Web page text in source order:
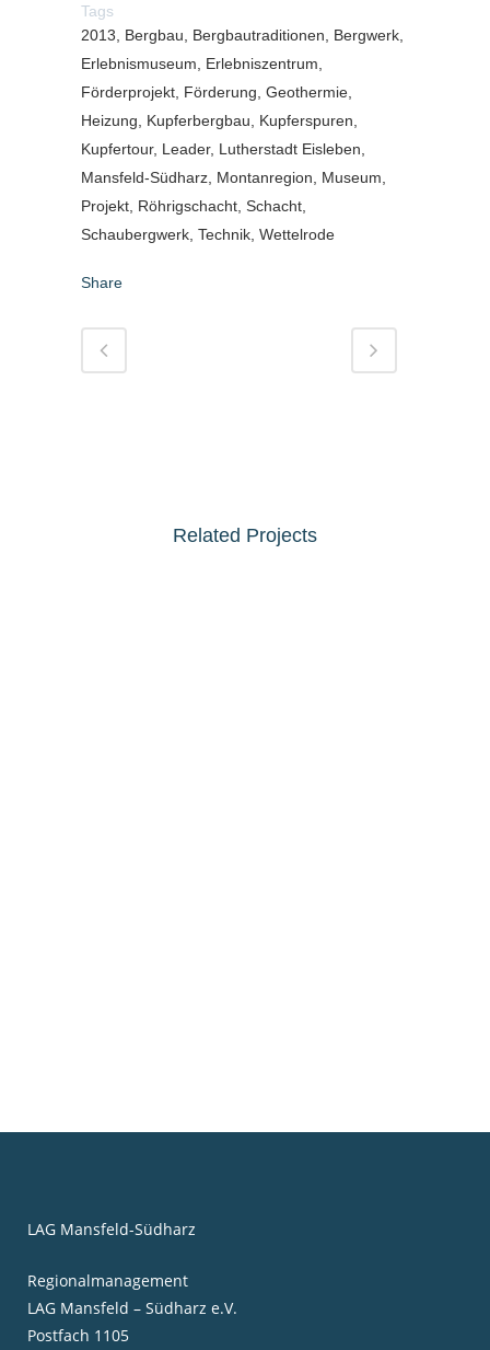
Tags
2013, Bergbau, Bergbautraditionen, Bergwerk,
Erlebnismuseum, Erlebniszentrum,
Förderprojekt, Förderung, Geothermie,
Heizung, Kupferbergbau, Kupferspuren,
Kupfertour, Leader, Lutherstadt Eisleben,
Mansfeld-Südharz, Montanregion, Museum,
Projekt, Röhrigschacht, Schacht,
Schaubergwerk, Technik, Wettelrode
Share
Related Projects
LAG Mansfeld-Südharz
Regionalmanagement
LAG Mansfeld – Südharz e.V.
Postfach 1105